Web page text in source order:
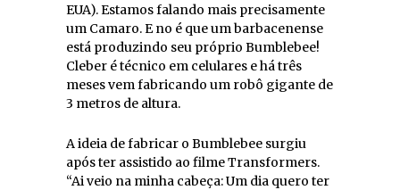
EUA). Estamos falando mais precisamente
um Camaro. E no é que um barbacenense
está produzindo seu próprio Bumblebee!
Cleber é técnico em celulares e há três
meses vem fabricando um robô gigante de
3 metros de altura.
A ideia de fabricar o Bumblebee surgiu
após ter assistido ao filme Transformers.
“Ai veio na minha cabeça: Um dia quero ter